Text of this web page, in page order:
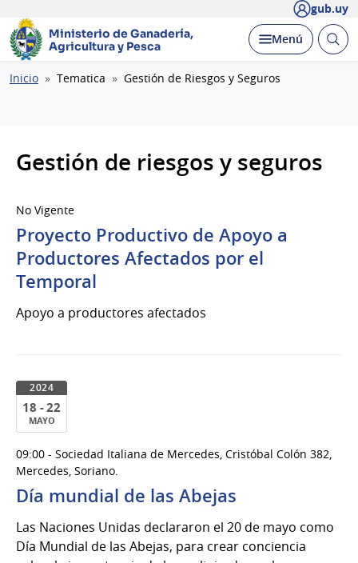
gub.uy
Ministerio de Ganadería,
Agricultura y Pesca
Desplegar
Menú Abrir
Ruta
Inicio Tematica Gestión de Riesgos y Seguros
Gestión de riesgos y seguros
No Vigente
Proyecto Productivo de Apoyo a
Productores Afectados por el
Temporal
Apoyo a productores afectados
2024
18 - 22
MAYO
al
22
de
Mayo
del
2024
09:00 - Sociedad Italiana de Mercedes, Cristóbal Colón 382,
Mercedes, Soriano.
Día mundial de las Abejas
Las Naciones Unidas declararon el 20 de mayo como
Día Mundial de las Abejas, para crear conciencia